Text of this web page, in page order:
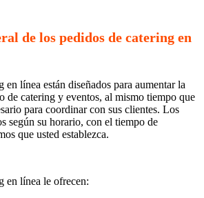
de los pedidos de catering en
en línea están diseñados para aumentar la
de catering y eventos, al mismo tiempo que
para coordinar con sus clientes. Los
según su horario, con el tiempo de
que usted establezca.
en línea le ofrecen: